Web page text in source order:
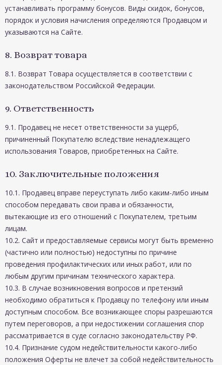
устанавливать программу бонусов. Виды скидок, бонусов,
порядок и условия начисления определяются Продавцом и
указываются на Сайте.
8. Возврат товара
8.1. Возврат Товара осуществляется в соответствии с
законодательством Российской Федерации.
9. Ответственность
9.1. Продавец не несет ответственности за ущерб,
причиненный Покупателю вследствие ненадлежащего
использования Товаров, приобретенных на Сайте.
10. Заключительные положения
10.1. Продавец вправе переуступать либо каким-либо иным
способом передавать свои права и обязанности,
вытекающие из его отношений с Покупателем, третьим
лицам.
10.2. Сайт и предоставляемые сервисы могут быть временно
(частично или полностью) недоступны по причине
проведения профилактических или иных работ, или по
любым другим причинам технического характера.
10.3. В случае возникновения вопросов и претензий
необходимо обратиться к Продавцу по телефону или иным
доступным способом. Все возникающее споры разрешаются
путем переговоров, а при недостижении соглашения спор
рассматривается в суде согласно законодательству РФ.
10.4. Признание судом недействительности какого-либо
положения Оферты не влечет за собой недействительность